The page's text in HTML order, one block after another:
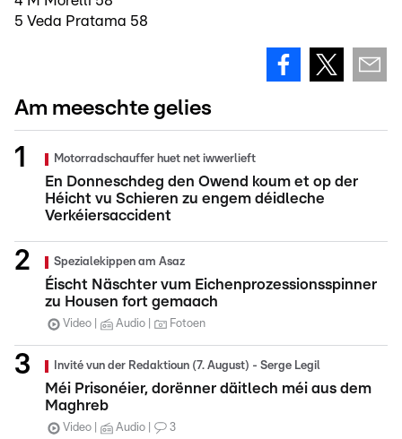
5 Veda Pratama 58
Am meeschte gelies
Motorradschauffer huet net iwwerlieft
En Donneschdeg den Owend koum et op der
Héicht vu Schieren zu engem déidleche
Verkéiersaccident
Spezialekippen am Asaz
Éischt Näschter vum Eichenprozessionsspinner
zu Housen fort gemaach
Video Audio Fotoen
Invité vun der Redaktioun (7. August) - Serge Legil
Méi Prisonéier, dorënner däitlech méi aus dem
Maghreb
Video Audio 3